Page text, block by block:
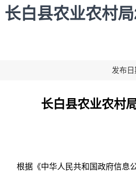
长白县农业农村
发布
长白县农业农村
根据《中华人民共和国政府信息